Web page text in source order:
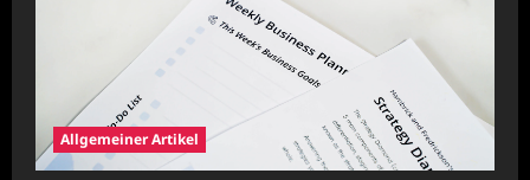
Allgemeiner Artikel